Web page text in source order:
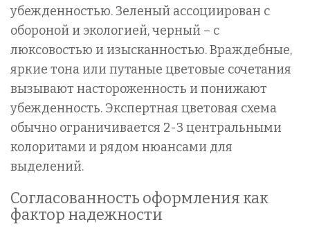
убежденностью. Зеленый ассоциирован с
обороной и экологией, черный – с
люксовостью и изысканностью. Враждебные,
яркие тона или путаные цветовые сочетания
вызывают настороженность и понижают
убежденность. Экспертная цветовая схема
обычно ограничивается 2-3 центральными
колоритами и рядом нюансами для
выделений.
Согласованность оформления как
фактор надежности